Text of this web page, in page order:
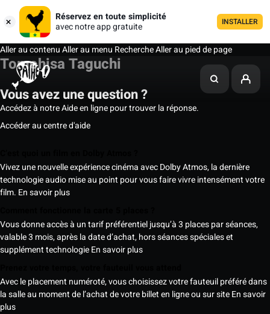
Réservez en toute simplicité
avec notre app gratuite
INSTALLER
Aller au contenuAller au menu RechercheAller au pied de page
Tomohisa Taguchi
Vous avez une question ?
Accédez à notre Aide en ligne pour trouver la réponse.
Accéder au centre d'aide
Vivez une nouvelle expérience cinéma avec Dolby Atmos, la dernière
technologie audio mise au point pour vous faire vivre intensément votre
film. En savoir plus
Vous donne accès à un tarif préférentiel jusqu’à 3 places par séances,
valable 3 mois, après la date d’achat, hors séances spéciales et
supplément technologieEn savoir plus
Avec le placement numéroté, vous choisissez votre fauteuil préféré dans
la salle au moment de l’achat de votre billet en ligne ou sur siteEn savoir
plus